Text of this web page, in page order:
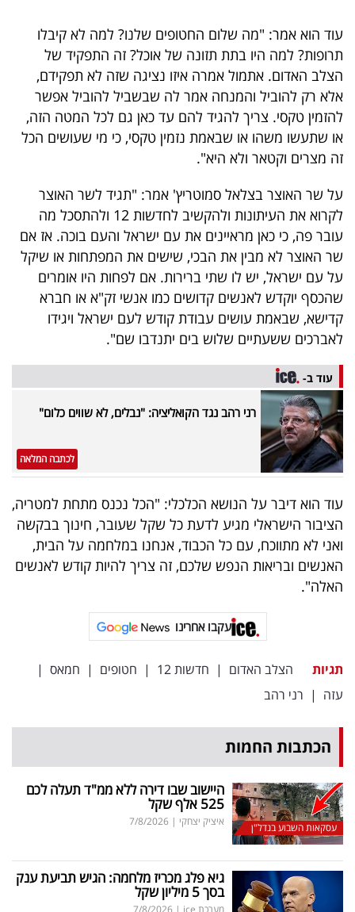
דרושים
ניוזלטרים
מייל
אדום
פרסמו
באייס
עקבו
אחרינו:
עוד הוא אמר: "מה שלום החטופים שלנו? למה לא קיבלו
תרופות? למה היו בתת תזונה של אוכל? זה התפקיד של
הצלב האדום. אתמול אמרה איזו נציגה שזה לא תפקידם,
אלא רק להוביל והמנחה אמר לה שבשביל להוביל אפשר
להזמין טקסי. צריך להגיד להם עד כאן גם לכל המטה הזה,
או שתעשו משהו או שבאמת נזמין טקסי, כי מי שעושים הכל
זה מצרים וקטאר ולא היא".
על שר האוצר בצלאל סמוטריץ' אמר: "תגיד לשר האוצר
לקרוא את העיתונות ולהקשיב לחדשות 12 ולהתסכל מה
עובר פה, כי כאן מראיינים את עם ישראל והעם בוכה. אז אם
שר האוצר לא מבין את הבכי, שישים את המפתחות או שיקל
על עם ישראל, יש לו שתי ברירות. אם לפחות היו אומרים
שהכסף יוקדש לאנשים קדושים כמו אנשי זק"א או חברא
קדישא, שבאמת עושים עבודת קודש לעם ישראל ויגידו
לאברכים ששעתיים שלוש בים יתנדבו שם".
עוד ב-
רני רהב נגד הקואליציה: "נבלים, לא שווים כלום"
לכתבה המלאה
עוד הוא דיבר על הנושא הכלכלי: "הכל נכנס מתחת למטריה,
הציבור הישראלי מגיע לדעת כל שקל שעובר, חינוך בבקשה
ואני לא מתווכח, עם כל הכבוד, אנחנו במלחמה על הבית,
האנשים ובריאות הנפש שלכם, זה צריך להיות קודש לאנשים
האלה".
עקבו אחרינו
תגיות הצלב האדום | חדשות 12 | חטופים | חמאס |
עזה | רני רהב
הכתבות החמות
עסקאות השבוע בנדל"ן
היישוב שבו דירה ללא ממ"ד תעלה לכם
525 אלף שקל
איציק יצחקי |
7/8/2026
גיא פלג מכריז מלחמה: הגיש תביעת ענק
בסך 5 מיליון שקל
מערכת ice |
7/8/2026